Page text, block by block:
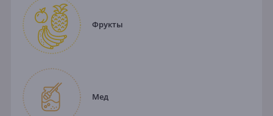
Фрукты
Мед